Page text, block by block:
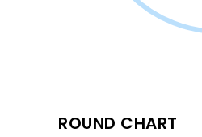
ROUND CHART